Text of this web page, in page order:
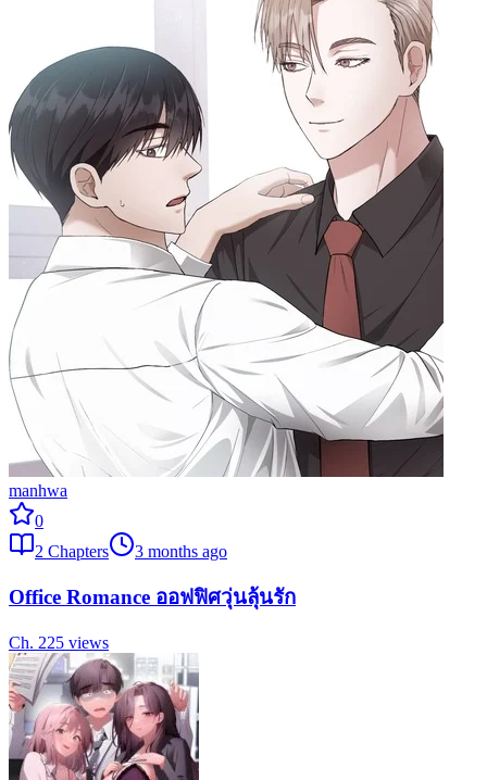
manhwa
0
2 Chapters 3 months ago
Office Romance ออฟฟิศวุ่นลุ้นรัก
Ch. 225 views